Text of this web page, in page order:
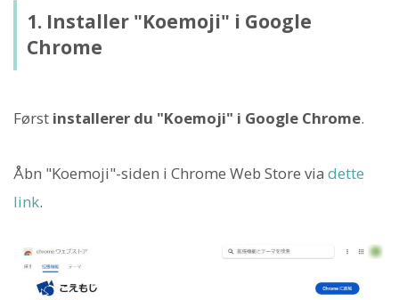
1. Installer "Koemoji" i Google
Chrome
Først installerer du "Koemoji" i Google Chrome.
Åbn "Koemoji"-siden i Chrome Web Store via dette
link.